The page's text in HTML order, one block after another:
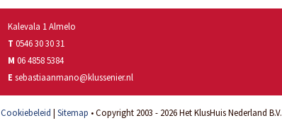
Kalevala 1 Almelo
T0546 30 30 31
M06 4858 5384
E sebastiaanmano@klussenier.nl
Cookiebeleid | Sitemap • Copyright 2003 - 2026 Het KlusHuis Nederland B.V.